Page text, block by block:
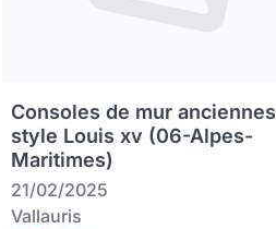
Consoles de mur anciennes
style Louis xv (06-Alpes-
Maritimes)
21/02/2025
Vallauris